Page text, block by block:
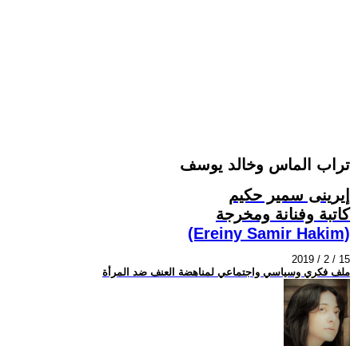
تراب الماس وخالد يوسف
إيرينى سمير حكيم
كاتبة وفنانة ومخرجة
(Ereiny Samir Hakim)
2019 / 2 / 15
ملف فكري وسياسي واجتماعي لمناهضة العنف ضد المرأة